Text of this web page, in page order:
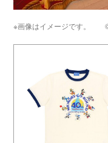
※画像はイメージです。